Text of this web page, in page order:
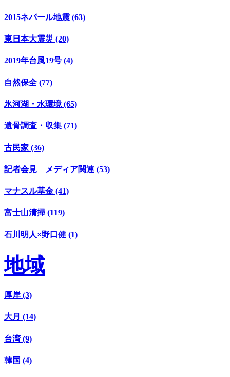
2015ネパール地震 (63)
東日本大震災 (20)
2019年台風19号 (4)
自然保全 (77)
氷河湖・水環境 (65)
遺骨調査・収集 (71)
古民家 (36)
記者会見 メディア関連 (53)
マナスル基金 (41)
富士山清掃 (119)
石川明人×野口健 (1)
地域
厚岸 (3)
大月 (14)
台湾 (9)
韓国 (4)